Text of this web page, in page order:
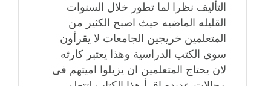
التأليف نظرا لما تطور خلال السنوات
القليله الماضيه حيث اصبح الكثير من
المتعلمين خريجين الجامعات لا يقرأون
سوى الكتب الدراسية وهذا يعتبر كارثه
لان يحتاج المتعلمين ان يزيلوا اميتهم فى